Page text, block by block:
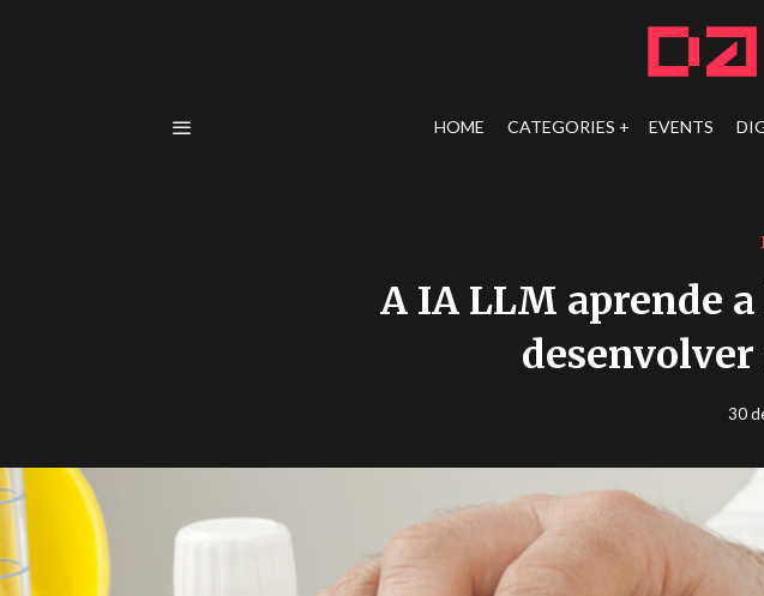
HOME CATEGORIES EVENTS
A IA LLM aprende
30